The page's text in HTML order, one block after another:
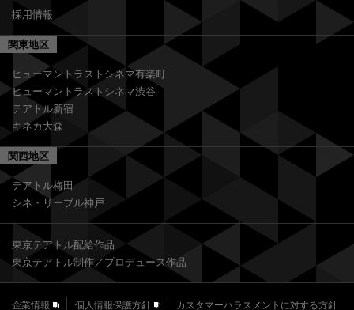
採用情報
関東地区
ヒューマントラストシネマ有楽町
ヒューマントラストシネマ渋谷
テアトル新宿
キネカ大森
関西地区
テアトル梅田
シネ・リーブル神戸
東京テアトル配給作品
東京テアトル制作／プロデュース作品
企業情報 個人情報保護方針
カスタマーハラスメントに対する方針